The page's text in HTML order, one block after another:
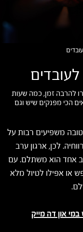
להרבה זמן, כמה שעות
הכי מפנקים שיש וגם
טובה משפיעים רבות על
לכן, ארגון ערב
אחד הוא משתלם. עם
או אפילו לטיול מלא
און דה מייק